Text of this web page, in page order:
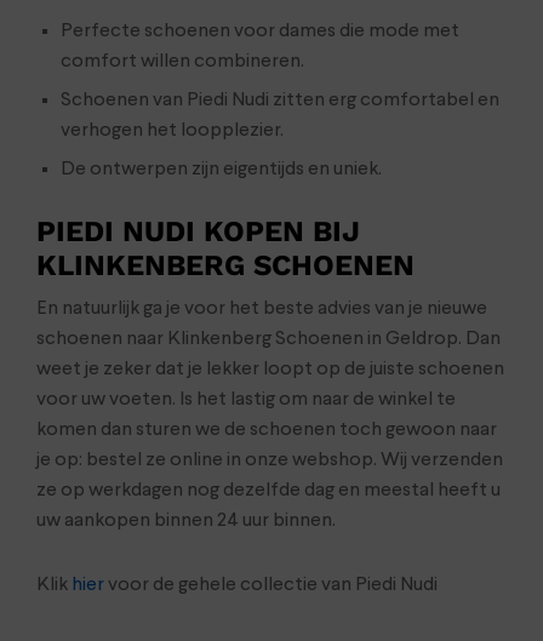
Perfecte schoenen voor dames die mode met
comfort willen combineren.
Schoenen van Piedi Nudi zitten erg comfortabel en
verhogen het loopplezier.
De ontwerpen zijn eigentijds en uniek.
PIEDI NUDI KOPEN BIJ
KLINKENBERG SCHOENEN
En natuurlijk ga je voor het beste advies van je nieuwe
schoenen naar Klinkenberg Schoenen in Geldrop. Dan
weet je zeker dat je lekker loopt op de juiste schoenen
voor uw voeten. Is het lastig om naar de winkel te
komen dan sturen we de schoenen toch gewoon naar
je op: bestel ze online in onze webshop. Wij verzenden
ze op werkdagen nog dezelfde dag en meestal heeft u
uw aankopen binnen 24 uur binnen.
Klik hiervoor de gehele collectie van Piedi Nudi